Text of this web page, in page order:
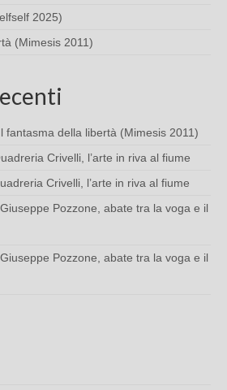
2025)
(Mimesis 2011)
fantasma della libertà (Mimesis 2011)
Crivelli, l’arte in riva al fiume
Crivelli, l’arte in riva al fiume
Giuseppe Pozzone, abate tra la voga e il
Giuseppe Pozzone, abate tra la voga e il